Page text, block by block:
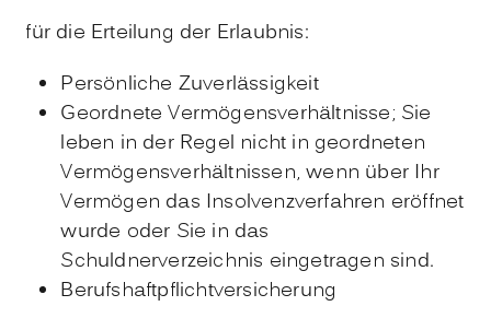
für die Erteilung der Erlaubnis:
Persönliche Zuverlässigkeit
Geordnete Vermögensverhältnisse; Sie
leben in der Regel nicht in geordneten
Vermögensverhältnissen, wenn über Ihr
Vermögen das Insolvenzverfahren eröffnet
wurde oder Sie in das
Schuldnerverzeichnis eingetragen sind.
Berufshaftpflichtversicherung